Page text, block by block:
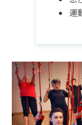
運